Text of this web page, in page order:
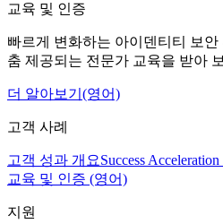
교육 및 인증
빠르게 변화하는 아이덴티티 보
춤 제공되는 전문가 교육을 받아
더 알아보기(영어)
고객 사례
고객 성과 개요Success
교육 및 인증 (영어)
지원